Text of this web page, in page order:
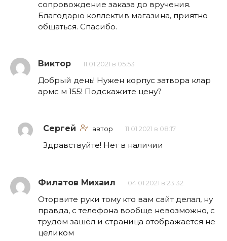
сопровождение заказа до вручения.
Благодарю коллектив магазина, приятно
общаться. Спасибо.
Виктор 11.01.2021 в 05:53
Добрый день! Нужен корпус затвора клар
армс м 155! Подскажите цену?
Сергей автор 11.01.2021 в 08:17
Здравствуйте! Нет в наличии
Филатов Михаил 04.01.2021 в 23:32
Оторвите руки тому кто вам сайт делал, ну
правда, с телефона вообще невозможно, с
трудом зашёл и страница отображается не
целиком